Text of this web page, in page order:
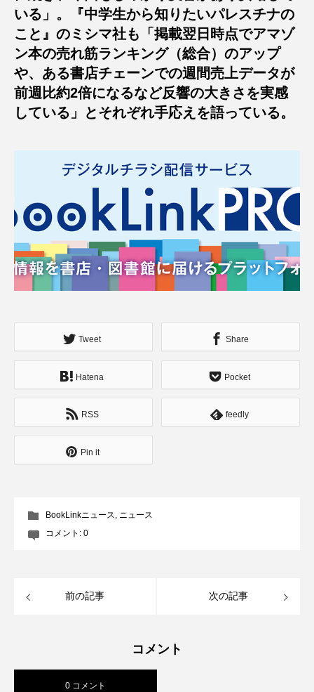
いる」。『中学生から知りたいパレスチナの
こと』のミシマ社も「掲載翌日時点でアマゾ
ン本の売れ筋ランキング（総合）のアップ
や、ある書店チェーンでの週間売上データが
前週比約2倍になるなど反響の大きさを実感
している」とそれぞれ手応えを語っている。
Tweet Share
Hatena Pocket
RSS feedly
Pin it
BookLinkニュース, ニュース
コメント: 0
前の記事 次の記事
コメント
0 コメント